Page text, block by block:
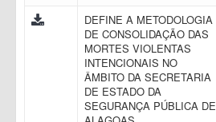
DEFINE A METODOLOGIA
DE CONSOLIDAÇÃO DAS
MORTES VIOLENTAS
INTENCIONAIS NO
ÂMBITO DA SECRETARIA
DE ESTADO DA
SEGURANÇA PÚBLICA DE